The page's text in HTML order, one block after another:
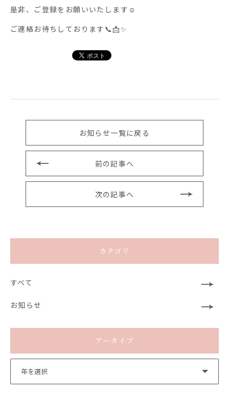
是非、ご登録をお願いいたします☺️
ご連絡お待ちしております📞📩✨
前の記事へ
お知らせ一覧に戻る
次の記事へ
カテゴリ
すべて
お知らせ
アーカイブ